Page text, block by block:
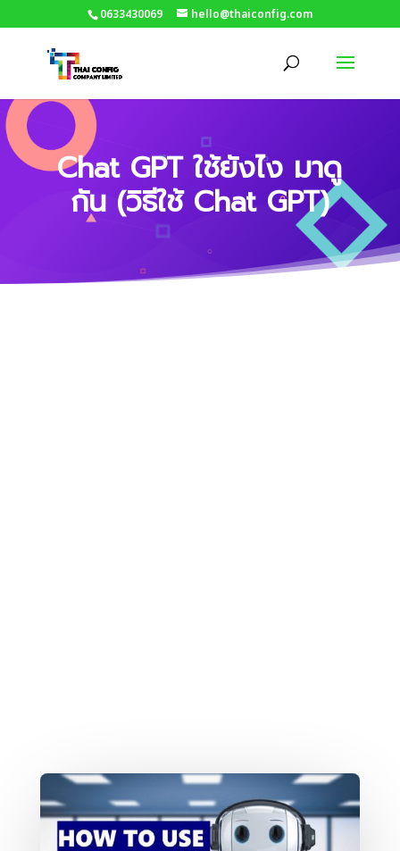
0633430069 hello@thaiconfig.com
Chat GPT ใช้ยังไง มาดู
กัน (วิธีใช้ Chat GPT)